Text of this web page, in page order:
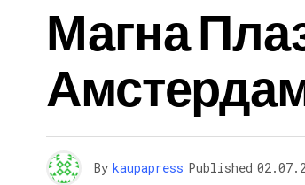
Магна
By kaupapress Published